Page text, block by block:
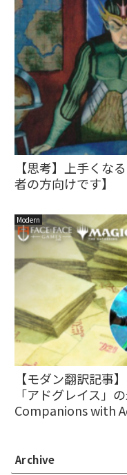
【思考】上手くな
者の方向けです】
Modern
【モダン翻訳記事
「アドグレイス」
Companions with
Archive